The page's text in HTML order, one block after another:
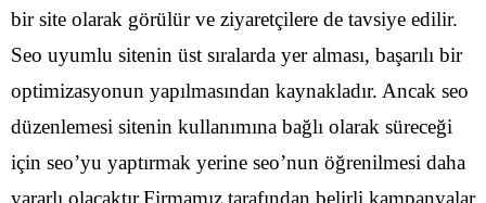
bir site olarak görülür ve ziyaretçilere de tavsiye edilir.
Seo uyumlu sitenin üst sıralarda yer alması, başarılı bir
optimizasyonun yapılmasından kaynakladır. Ancak seo
düzenlemesi sitenin kullanımına bağlı olarak süreceği
için seo’yu yaptırmak yerine seo’nun öğrenilmesi daha
yararlı olacaktır.Firmamız tarafından belirli kampanyalar